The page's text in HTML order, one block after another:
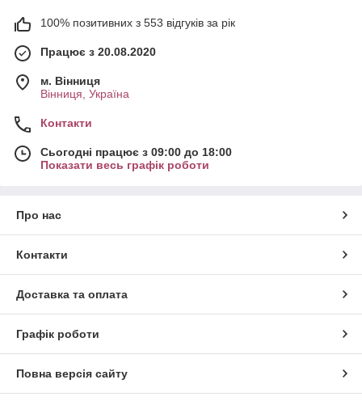
100% позитивних з 553 відгуків за рік
Працює з 20.08.2020
м. Вінниця
Вінниця, Україна
Контакти
Сьогодні працює з 09:00 до 18:00
Показати весь графік роботи
Про нас
Контакти
Доставка та оплата
Графік роботи
Повна версія сайту